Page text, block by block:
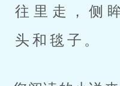
往里走，侧
头和毯子。